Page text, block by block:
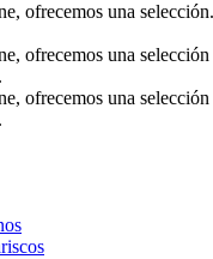
ofrecemos una
ofrecemos una
ofrecemos una